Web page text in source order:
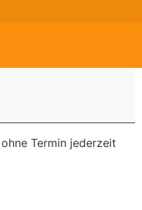
Termin jederzeit